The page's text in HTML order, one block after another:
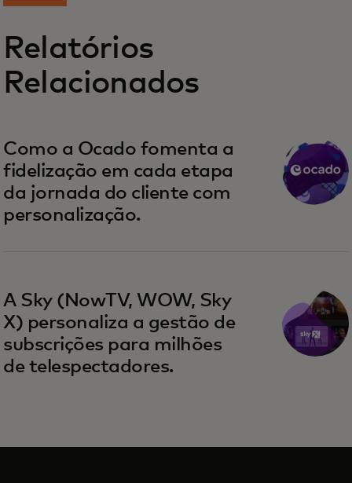
Relatórios
Relacionados
Como a Ocado fomenta a
fidelização em cada etapa
da jornada do cliente com
personalização.
A Sky (NowTV, WOW, Sky
X) personaliza a gestão de
subscrições para milhões
de telespectadores.